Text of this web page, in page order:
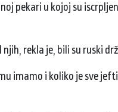
pekari u kojoj su
rekla je, bili su ruski
imamo i koliko je sve